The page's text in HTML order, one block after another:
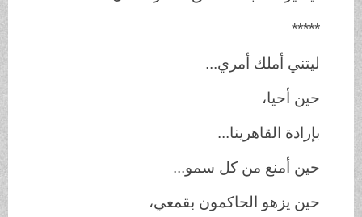
*****
ليتني أملك أمري...
حين أحيا،
بإرادة القاهرينا...
حين أمنع من كل سمو...
حين يزهو الحاكمون بقمعي،